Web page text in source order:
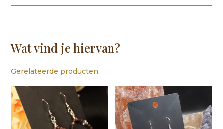
Wat vind je hiervan?
Gerelateerde producten